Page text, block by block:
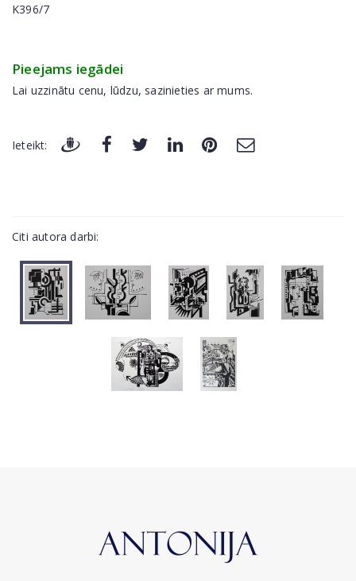
K396/7
Pieejams iegādei
Lai uzzinātu cenu, lūdzu, sazinieties ar mums.
Ieteikt:
Citi autora darbi: